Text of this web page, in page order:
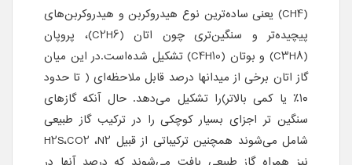
(CH4) یعنی ساده‌ترین نوع هیدروکربن و هیدروکربن‌های
پیچیده‌تر و سنگین‌تری چون اتان (C2H6)، پروپان
(C3H8) و بوتان (C4H10) تشکیل شده‌است.در این میان
گاز اتان برخی از میدانها درصد قابل ملاحظه‌ای ( تا حدود
۱۰٪ یا کمی بالاتر)را تشکیل می‌دهد. حال آنکه گازهای
سنگین تر اجزای بسیار کوچکی را در ترکیب گاز طبیعی
شامل می‌شوند همچنین ترکیباتی از قبیل H2S،CO2 ،N2